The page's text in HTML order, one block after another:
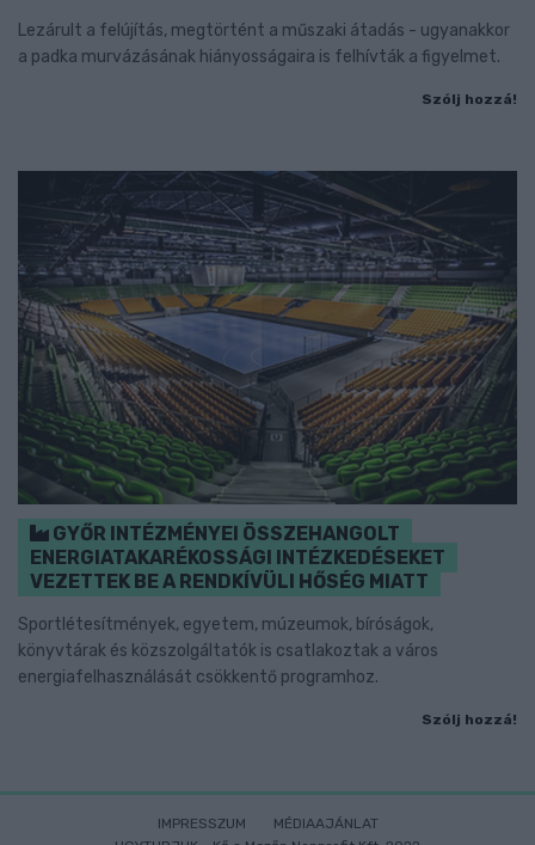
Lezárult a felújítás, megtörtént a műszaki átadás - ugyanakkor
a padka murvázásának hiányosságaira is felhívták a figyelmet.
Szólj hozzá!
GYŐR INTÉZMÉNYEI ÖSSZEHANGOLT
ENERGIATAKARÉKOSSÁGI INTÉZKEDÉSEKET
VEZETTEK BE A RENDKÍVÜLI HŐSÉG MIATT
Sportlétesítmények, egyetem, múzeumok, bíróságok,
könyvtárak és közszolgáltatók is csatlakoztak a város
energiafelhasználását csökkentő programhoz.
Szólj hozzá!
IMPRESSZUM
MÉDIAAJÁNLAT